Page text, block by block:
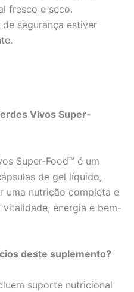
fresco e seco.
segurança estiver
Vivos Super-
Super-Food™ é um
de gel líquido,
uma nutrição completa e
energia e bem-
deste suplemento?
suporte nutricional